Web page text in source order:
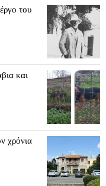
του
και
χρόνια